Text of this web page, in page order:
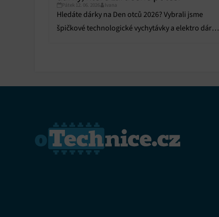
Pátek 12. 06. 2026 Ivana
Hledáte dárky na Den otců 2026? Vybrali jsme
špičkové technologické vychytávky a elektro dárky,